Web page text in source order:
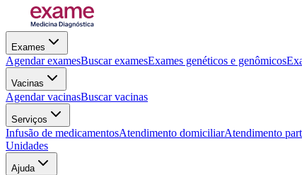
Exames
Agendar examesBuscar examesExames genéticos e genômicos
Vacinas
Agendar vacinasBuscar vacinas
Serviços
Infusão de medicamentosAtendimento domiciliarAtendimento
Unidades
Ajuda